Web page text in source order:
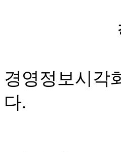
경영정보시각
다.